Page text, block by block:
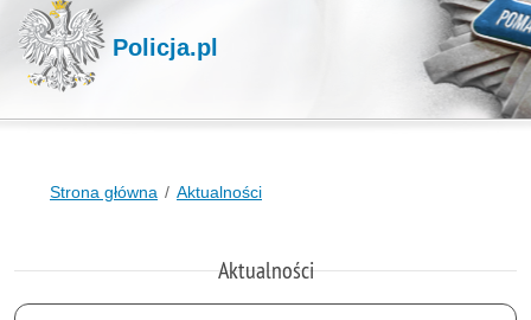
Policja.pl
Strona główna Aktualności
Aktualności